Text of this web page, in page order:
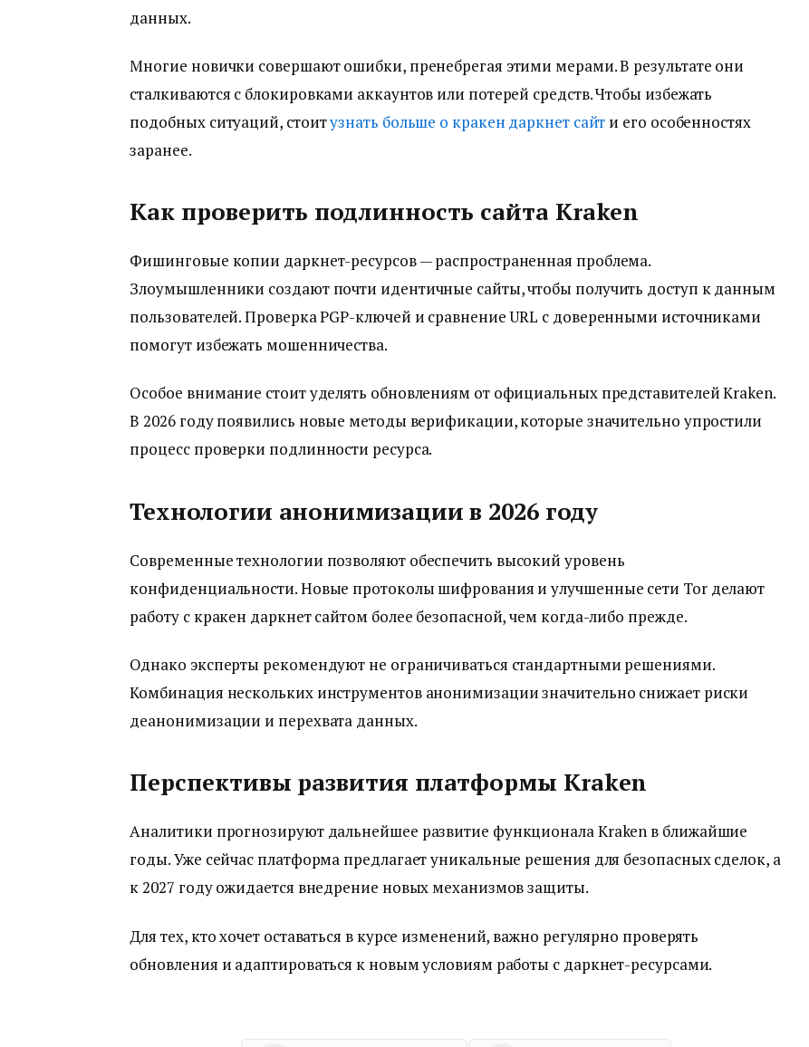
данных.
Многие новички совершают ошибки, пренебрегая этими мерами. В результате они
сталкиваются с блокировками аккаунтов или потерей средств. Чтобы избежать
подобных ситуаций, стоитузнать больше о кракен даркнет сайт и его особенностях
заранее.
Как проверить подлинность сайта Kraken
Фишинговые копии даркнет-ресурсов — распространенная проблема.
Злоумышленники создают почти идентичные сайты, чтобы получить доступ к данным
пользователей. Проверка PGP-ключей и сравнение URL с доверенными источниками
помогут избежать мошенничества.
Особое внимание стоит уделять обновлениям от официальных представителей Kraken.
В 2026 году появились новые методы верификации, которые значительно упростили
процесс проверки подлинности ресурса.
Технологии анонимизации в 2026 году
Современные технологии позволяют обеспечить высокий уровень
конфиденциальности. Новые протоколы шифрования и улучшенные сети Tor делают
работу с кракен даркнет сайтом более безопасной, чем когда-либо прежде.
Однако эксперты рекомендуют не ограничиваться стандартными решениями.
Комбинация нескольких инструментов анонимизации значительно снижает риски
деанонимизации и перехвата данных.
Перспективы развития платформы Kraken
Аналитики прогнозируют дальнейшее развитие функционала Kraken в ближайшие
годы. Уже сейчас платформа предлагает уникальные решения для безопасных сделок, а
к 2027 году ожидается внедрение новых механизмов защиты.
Для тех, кто хочет оставаться в курсе изменений, важно регулярно проверять
обновления и адаптироваться к новым условиям работы с даркнет-ресурсами.